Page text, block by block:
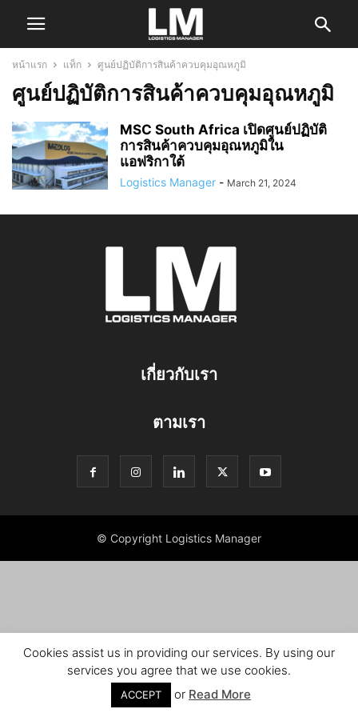
หน้าแรก แท็ก ศูนย์ปฏิบัติการสินค้าควบคุมอุณหภูมิ
ศูนย์ปฏิบัติการสินค้าควบคุมอุณหภูมิ
MSC South Africa เปิดศูนย์ปฏิบัติ
การสินค้าควบคุมอุณหภูมิใน
แอฟริกาใต้
Logistics Manager - March 21, 2024
เกี่ยวกับเรา
ตามเรา
© Copyright Logistics Manager
Cookies assist us in providing our services. By using our
services you agree that we use cookies.
ACCEPT or Read More